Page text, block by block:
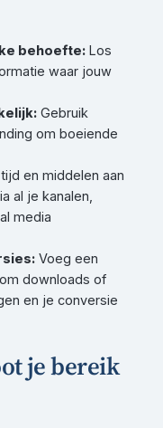
behoefte:Los
waar jouw
Gebruik
om boeiende
en middelen aan
al je kanalen,
media
Voeg een
downloads of
en je conversie
je bereik